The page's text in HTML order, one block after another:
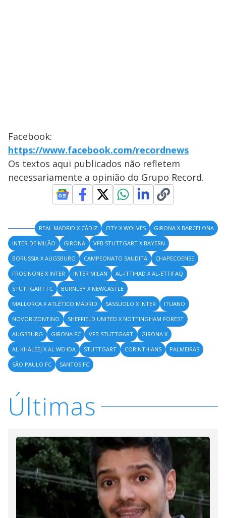
Facebook:
https://www.facebook.com/recordnews
Os textos aqui publicados não refletem
necessariamente a opinião do Grupo Record.
REAL MADRID X CÁDIZ CITY X WOLVES
GIRONA X BARCELONA
INTER DE MILÃO
GIRONA
VFB STUTTGART X BAYERN
BORUSSIA X AUGSBURG
CAMPEONATO SAUDITA
CHAPECOENSE
FROSINONE X INTER
INTER MILAN
AL-ITTIHAD X AL-ETTIFAQ
STUTTGART FC
BURNLEY X NEWCASTLE
MALLORCA X ATLÉTICO MADRID
SASSUOLO X INTER
ITUANO
NOVORIZONTINO
SHEFFIELD UNITED X NOTTINGHAM FOREST
AUGSBURG
GIRONA FC VFB STUTTGART
GIRONA X
AL KHALEEJ X AL WEHDA
STUTTGART CORINTHIANS
PALMEIRAS
SÃO PAULO FC
SANTOS FC
Últimas